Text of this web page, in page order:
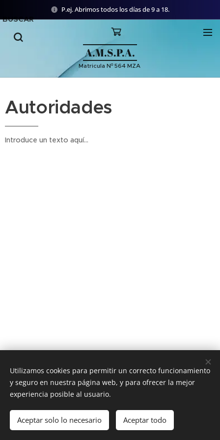
P.ej. Abrimos todos los días de 9 a 18.
A.M.S.P.A.
Matricula Nº 564 MZA
BUSCAR
Autoridades
Introduce un texto aquí...
Cookies
Utilizamos cookies para permitir un correcto funcionamiento
y seguro en nuestra página web, y para ofrecer la mejor
experiencia posible al usuario.
Aceptar solo lo necesario Aceptar todo